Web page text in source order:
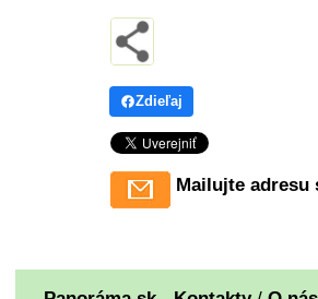
Zdieľaj
Mailujte adresu